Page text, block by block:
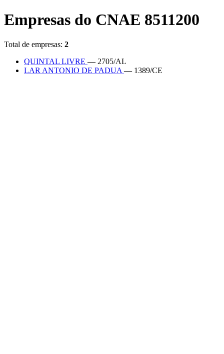
Empresas do CNAE 8511200
Total de empresas: 2
QUINTAL LIVRE — 2705/AL
LAR ANTONIO DE PADUA — 1389/CE